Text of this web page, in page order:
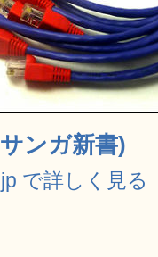
ンガ新書)
で詳しく見る